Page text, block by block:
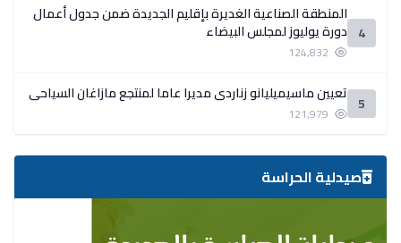
4
المنطقة الصناعية الغديرة بإقليم الجديدة ضمن جدول أعمال
دورة يوليوز لمجلس البيضاء
5 تعيين ماسيميليانو زناردي مديرا عاما لمنتجع مازاغان السياحي
صيدلية الحراسة